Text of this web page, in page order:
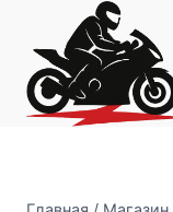
содержимому